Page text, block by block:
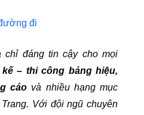
đi
chỉ đáng tin cậy cho mọi
– thi công bảng hiệu,
cáo và nhiều hạng mục
Với đội ngũ chuyên